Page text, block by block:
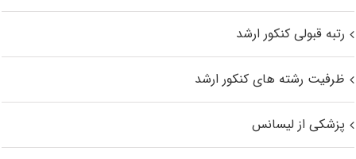
رتبه قبولی کنکور ارشد
ظرفیت رشته های کنکور ارشد
پزشکی از لیسانس